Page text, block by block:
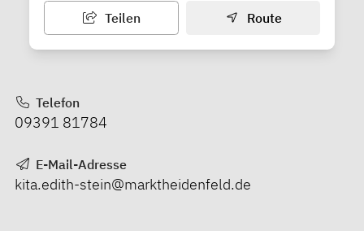
Teilen Route
Telefon
09391 81784
E-Mail-Adresse
kita.edith-stein@marktheidenfeld.de